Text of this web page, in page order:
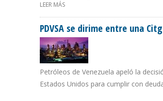
LEER MÁS
PDVSA se dirime entre una
Petróleos de Venezuela apeló la
Estados Unidos para cumplir con